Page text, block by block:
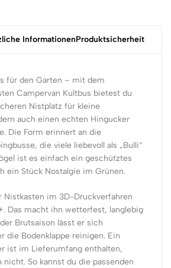
InformationenProduktsicherheit
für den Garten – mit dem
Campervan Kultbus bietest du
Nistplatz für kleine
auch einen echten Hingucker
Die Form erinnert an die
die viele liebevoll als „Bulli“
ist es einfach ein geschütztes
ein Stück Nostalgie im Grünen.
im 3D-Druckverfahren
Das macht ihn wetterfest, langlebig
Brutsaison lässt er sich
die Bodenklappe reinigen. Ein
ist im Lieferumfang enthalten,
nicht. So kannst du die passenden